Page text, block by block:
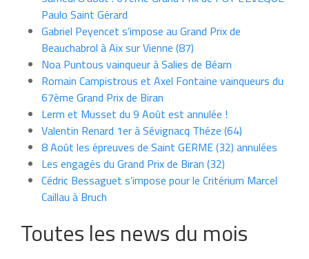
Paulo Saint Gérard
Gabriel Peyencet s’impose au Grand Prix de
Beauchabrol à Aix sur Vienne (87)
Noa Puntous vainqueur à Salies de Béarn
Romain Campistrous et Axel Fontaine vainqueurs du
67ème Grand Prix de Biran
Lerm et Musset du 9 Août est annulée !
Valentin Renard 1er à Sévignacq Théze (64)
8 Août les épreuves de Saint GERME (32) annulées
Les engagés du Grand Prix de Biran (32)
Cédric Bessaguet s’impose pour le Critérium Marcel
Caillau à Bruch
Toutes les news du mois